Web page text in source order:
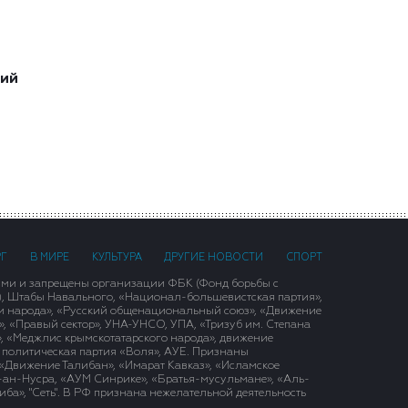
В МИРЕ КУЛЬТУРА ДРУГИЕ НОВОСТИ СПОРТ
и запрещены организации ФБК (Фонд борьбы с
Штабы Навального, «Национал-большевистская партия»,
народа», «Русский общенациональный союз», «Движение
«Правый сектор», УНА-УНСО, УПА, «Тризуб им. Степана
крымскотатарского народа», движение
политическая партия «Воля», АУЕ. Признаны
Талибан», «Имарат Кавказ», «Исламское
ан-Нусра, «АУМ Синрике», «Братья-мусульмане», «Аль-
"Сеть". В РФ признана нежелательной деятельность